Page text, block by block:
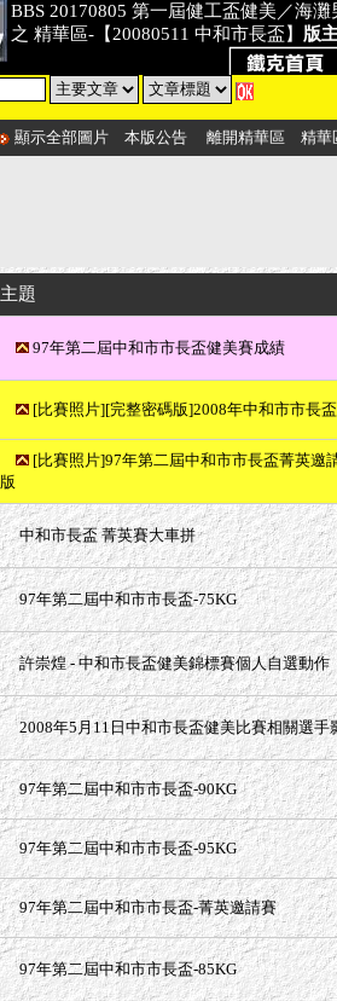
BBS 20170805 第一屆健工盃健美／海
之 精華區-【20080511 中和市長盃】 版
顯示全部圖片 本版公告 離開精華區 精華
主題
97年第二屆中和市市長盃健美賽成績
[比賽照片][完整密碼版]2008年中和市市長
[比賽照片]97年第二屆中和市市長盃菁英邀
版
中和市長盃 菁英賽大車拼
97年第二屆中和市市長盃-75KG
許崇煌 - 中和市長盃健美錦標賽個人自選動作
2008年5月11日中和市長盃健美比賽相關選手
97年第二屆中和市市長盃-90KG
97年第二屆中和市市長盃-95KG
97年第二屆中和市市長盃-菁英邀請賽
97年第二屆中和市市長盃-85KG